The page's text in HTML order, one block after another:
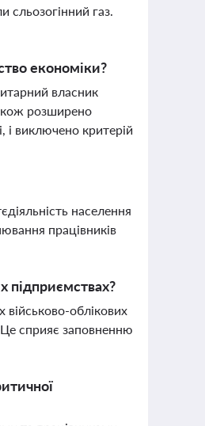
сльозогінний газ.
економіки?
власник
розширено
і виключено критерій
населення
працівників
підприємствах?
облікових
сприяє заповненню